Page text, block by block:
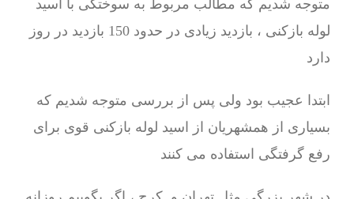
متوجه شدیم که مطالب مربوط به سوختگی با اسید
لوله بازکنی ، بازدید زیادی در حدود 150 بازدید در روز
دارد
ابتدا عجیب بود ولی پس از بررسی متوجه شدیم که
بسیاری از همشهریان از اسید لوله بازکنی قوی برای
رفع گرفتگی استفاده می کنند